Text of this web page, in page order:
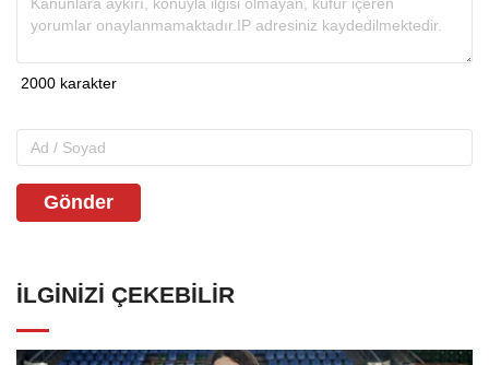
Gönder
İLGINIZI ÇEKEBILIR